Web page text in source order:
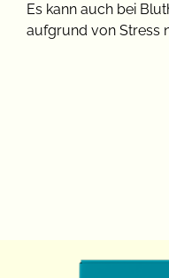
Es kann auch bei
aufgrund von Stress